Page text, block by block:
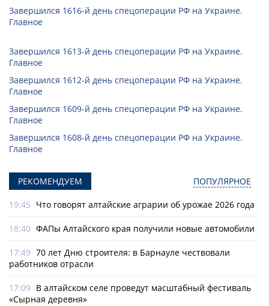
Завершился 1616-й день спецоперации РФ на Украине.
Главное
Завершился 1613-й день спецоперации РФ на Украине.
Главное
Завершился 1612-й день спецоперации РФ на Украине.
Главное
Завершился 1609-й день спецоперации РФ на Украине.
Главное
Завершился 1608-й день спецоперации РФ на Украине.
Главное
РЕКОМЕНДУЕМ ПОПУЛЯРНОЕ
19:45 Что говорят алтайские аграрии об урожае 2026 года
18:40 ФАПы Алтайского края получили новые автомобили
17:49 70 лет Дню строителя: в Барнауле чествовали
работников отрасли
17:09 В алтайском селе проведут масштабный фестиваль
«Сырная деревня»